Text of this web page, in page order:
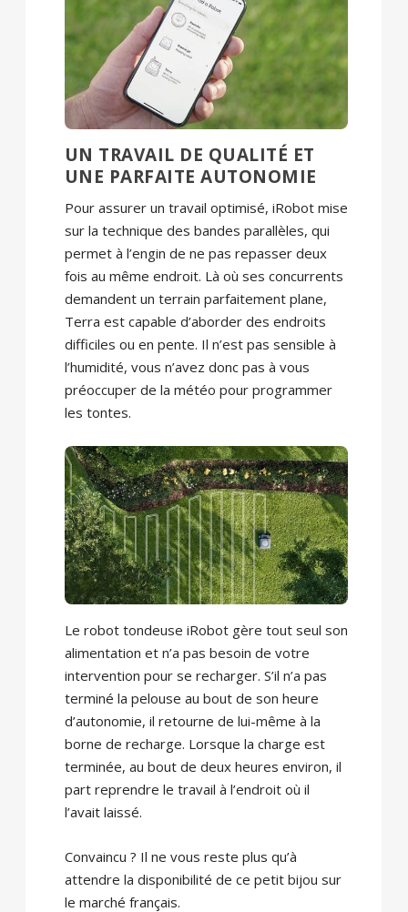
UN TRAVAIL DE QUALITÉ ET
UNE PARFAITE AUTONOMIE
Pour assurer un travail optimisé, iRobot mise
sur la technique des bandes parallèles, qui
permet à l’engin de ne pas repasser deux
fois au même endroit. Là où ses concurrents
demandent un terrain parfaitement plane,
Terra est capable d’aborder des endroits
difficiles ou en pente. Il n’est pas sensible à
l’humidité, vous n’avez donc pas à vous
préoccuper de la météo pour programmer
les tontes.
Le robot tondeuse iRobot gère tout seul son
alimentation et n’a pas besoin de votre
intervention pour se recharger. S’il n’a pas
terminé la pelouse au bout de son heure
d’autonomie, il retourne de lui-même à la
borne de recharge. Lorsque la charge est
terminée, au bout de deux heures environ, il
part reprendre le travail à l’endroit où il
l’avait laissé.
Convaincu ? Il ne vous reste plus qu’à
attendre la disponibilité de ce petit bijou sur
le marché français.